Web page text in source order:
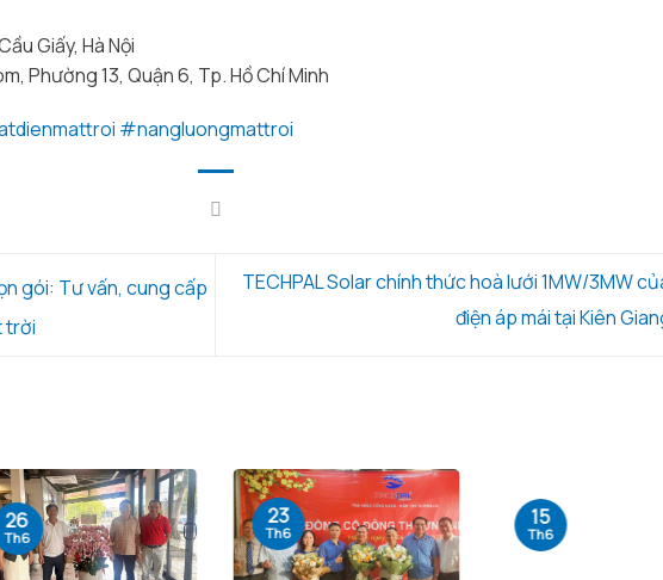
Giấy, Hà Nội
Phường 13, Quận 6, Tp. Hồ Chí Minh
#nangluongmattroi
gói: Tư vấn, cung cấp
trời
TECHPAL Solar chính thức hoà lưới 1MW/3MW
điện áp mái tại Kiên
26
Th6
23
Th6
15
Th6